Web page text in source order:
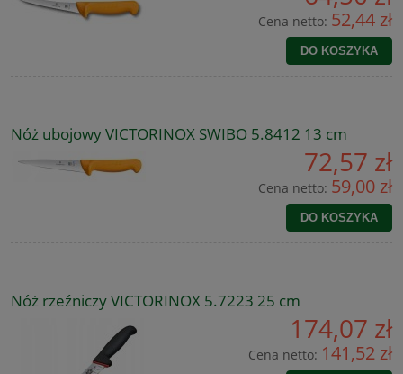
Cena netto: 52,44 zł
DO KOSZYKA
Nóż ubojowy VICTORINOX SWIBO 5.8412 13 cm
72,57 zł
Cena netto: 59,00 zł
DO KOSZYKA
Nóż rzeźniczy VICTORINOX 5.7223 25 cm
174,07 zł
Cena netto: 141,52 zł